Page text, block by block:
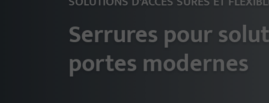
Serrures pour
portes modernes